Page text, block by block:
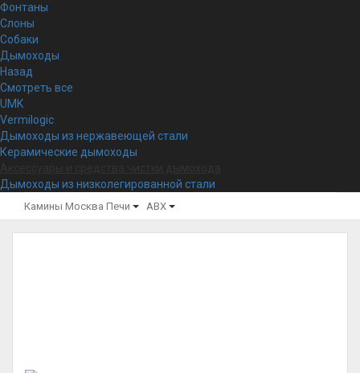
Фонтаны
Слоны
Собаки
Дымоходы
Назад
Смотреть все
UMK
Vermilogic
Дымоходы из нержавеющей стали
Керамические дымоходы
Дымоходы из низколегированной стали
Камины Москва Печи ABX